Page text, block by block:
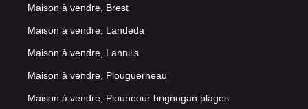
Maison à vendre, Brest
Maison à vendre, Landeda
Maison à vendre, Lannilis
Maison à vendre, Plouguerneau
Maison à vendre, Plouneour brignogan plages